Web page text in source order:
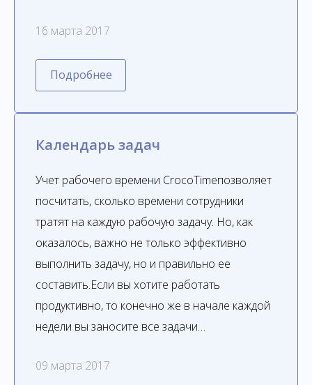
16 марта 2017
Подробнее
Календарь задач
Учет рабочего времени CrocoTimeпозволяет
посчитать, сколько времени сотрудники
тратят на каждую рабочую задачу. Но, как
оказалось, важно не только эффективно
выполнить задачу, но и правильно ее
составить.Если вы хотите работать
продуктивно, то конечно же в начале каждой
недели вы заносите все задачи…
09 марта 2017